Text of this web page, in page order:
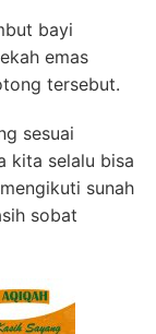
bayi
emas
tersebut.
sesuai
kita selalu bisa
sunah
sobat